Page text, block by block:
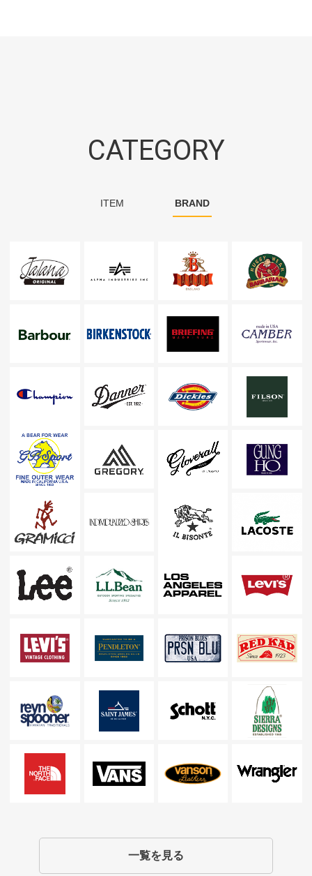
CATEGORY
ITEM BRAND
一覧を見る